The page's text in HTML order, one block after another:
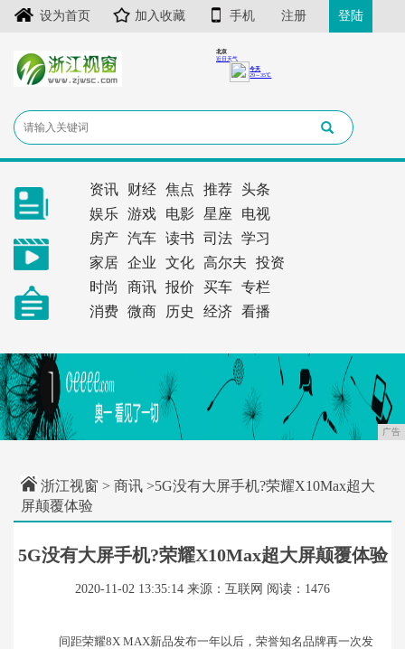
设为首页 加入收藏 手机 注册 登陆
资讯 财经 焦点 推荐
头条
娱乐
游戏 电影 星座
电视
房产
汽车 读书 司法
学习
家居
企业 文化 高尔夫
投资
时尚
商讯 报价 买车
专栏
消费
微商 历史 经济 看播
广告
浙江视窗 > 商讯 >5G没有大屏手机?荣耀X10Max超大
屏颠覆体验
5G没有大屏手机?荣耀X10Max超大屏颠覆体验
2020-11-02 13:35:14 来源：互联网 阅读：1476
间距荣耀8X MAX新品发布一年以后，荣誉知名品牌再一次发